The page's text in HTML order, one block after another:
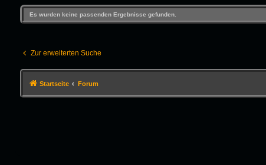
Es wurden keine passenden Ergebnisse gefunden.
Zur erweiterten Suche
Startseite Forum